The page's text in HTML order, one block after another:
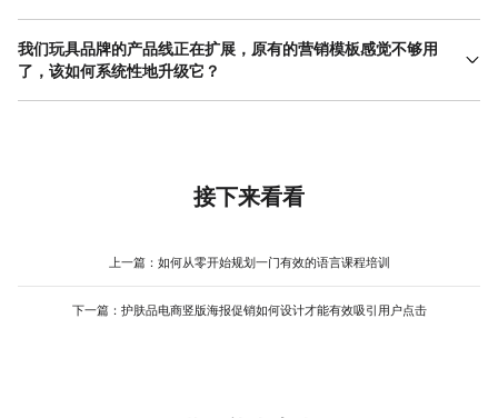
品牌的定位（如高端精致、趣味搞怪、教育益智）一致，是否会模
糊品牌个性。最后，在实际的发布渠道（如手机端社交媒体）预览
自己品牌的视觉方向，减少试错成本。
平衡童趣与专业信息，是玩具品牌营销模板设计的核心挑战。策略
上可以采用“视觉吸引孩子，文案说服家长”的分层设计。在视觉上
层，运用活泼的色彩、可爱的角色形象或动态构图第一时间吸引儿
品功能描述。关键在于，专业信息不应破坏整体的趣味感，而是有
模板时，就对信息优先级和视觉动线有明确的规划。
我们玩具品牌的产品线正在扩展，原有的营销模板感觉不够用
了，该如何系统性地升级它？
产品线扩展是品牌成长的标志，此时升级玩具品牌营销模板是必要
据共性提炼出可保留的超级品牌符号（如Logo用法、品牌色），根
据差异规划可能的子模板风格方向。其次，建立模板体系。可以构
置），然后衍生出几条适应不同产品系列的“分支模板”，它们在色
后，制定使用指南。明确每套分支模板对应的产品系列，并标注可
接下来看看
上一篇： 如何从零开始规划一门有效的语言课程培训
下一篇： 护肤品电商竖版海报促销如何设计才能有效吸引用户点击